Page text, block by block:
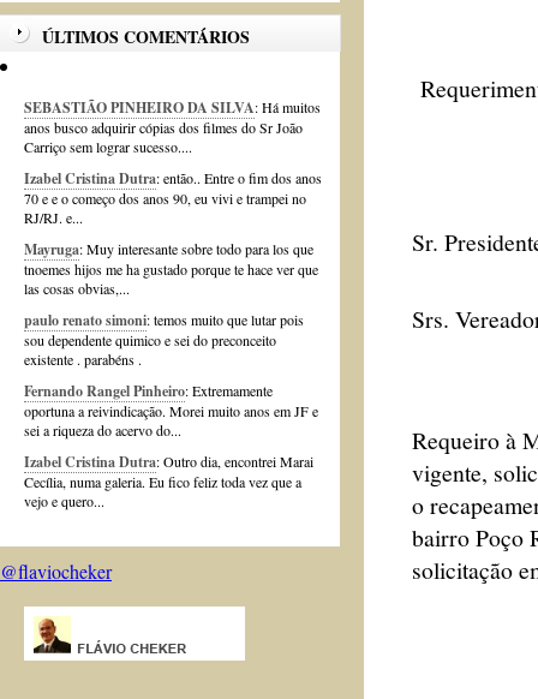
ÚLTIMOS COMENTÁRIOS
SEBASTIÃO PINHEIRO DA SILVA: Há muitos
anos busco adquirir cópias dos filmes do Sr João
Carriço sem lograr sucesso....
Izabel Cristina Dutra: então.. Entre o fim dos anos
70 e e o começo dos anos 90, eu vivi e trampei no
RJ/RJ. e...
Mayruga: Muy interesante sobre todo para los que
tnoemes hijos me ha gustado porque te hace ver que
las cosas obvias,...
paulo renato simoni: temos muito que lutar pois
sou dependente quimico e sei do preconceito
existente . parabéns .
Fernando Rangel Pinheiro: Extremamente
oportuna a reivindicação. Morei muito anos em JF e
sei a riqueza do acervo do...
Izabel Cristina Dutra: Outro dia, encontrei Marai
Cecília, numa galeria. Eu fico feliz toda vez que a
vejo e quero...
@flaviocheker
Sr.
Srs.
Requeiro à
vigente,
o
bairro Poço
solicitação